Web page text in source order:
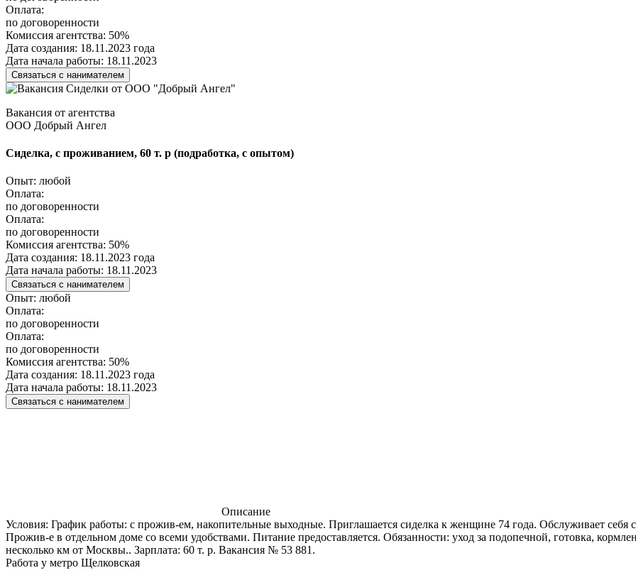
Оплата:
по договоренности
Комиссия агентства: 50%
Дата создания: 18.11.2023 года
Дата начала работы: 18.11.2023
Связаться с нанимателем
Вакансия от агентства
ООО Добрый Ангел
Сиделка, с проживанием, 60 т. р (подработка, с опытом)
Опыт: любой
Оплата:
по договоренности
Оплата:
по договоренности
Комиссия агентства: 50%
Дата создания: 18.11.2023 года
Дата начала работы: 18.11.2023
Связаться с нанимателем
Опыт: любой
Оплата:
по договоренности
Оплата:
по договоренности
Комиссия агентства: 50%
Дата создания: 18.11.2023 года
Дата начала работы: 18.11.2023
Связаться с нанимателем
Описание
Условия: График работы: с прожив-ем, накопительные выходные. Приглашается сиделка к женщине 74 года. Обслуживает
Прожив-е в отдельном доме со всеми удобствами. Питание предоставляется. Обязанности: уход за подопечной, готовка,
несколько км от Москвы.. Зарплата: 60 т. р. Вакансия № 53 881.
Работа у метро Щелковская